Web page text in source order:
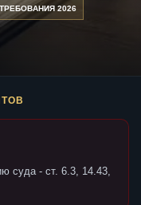
2026
суда - ст. 6.3, 14.43,